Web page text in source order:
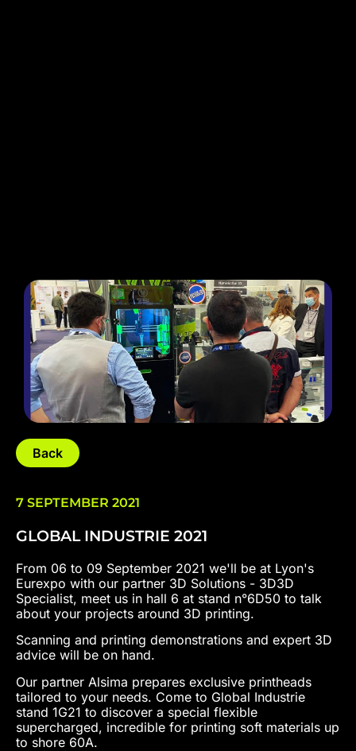
Back
7 SEPTEMBER 2021
GLOBAL INDUSTRIE 2021
From 06 to 09 September 2021 we'll be at Lyon's
Eurexpo with our partner 3D Solutions - 3D3D
Specialist, meet us in hall 6 at stand n°6D50 to talk
about your projects around 3D printing.
Scanning and printing demonstrations and expert 3D
advice will be on hand.
Our partner Alsima prepares exclusive printheads
tailored to your needs. Come to Global Industrie
stand 1G21 to discover a special flexible
supercharged, incredible for printing soft materials up
to shore 60A.